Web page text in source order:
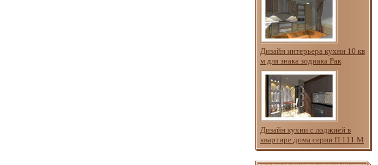
Дизайн интерьера кухни 10 кв
м для знака зодиака Рак
Дизайн кухни с лоджией в
квартире дома серии П 111 М